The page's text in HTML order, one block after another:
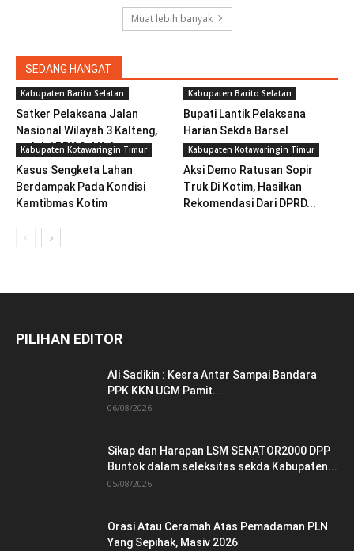
Muat lebih banyak
SEDANG HANGAT
Kabupaten Barito Selatan
Satker Pelaksana Jalan
Nasional Wilayah 3 Kalteng,
melalui PPK 3.4 Kalteng...
Kabupaten Barito Selatan
Bupati Lantik Pelaksana
Harian Sekda Barsel
Kabupaten Kotawaringin Timur
Kasus Sengketa Lahan
Berdampak Pada Kondisi
Kamtibmas Kotim
Kabupaten Kotawaringin Timur
Aksi Demo Ratusan Sopir
Truk Di Kotim, Hasilkan
Rekomendasi Dari DPRD...
PILIHAN EDITOR
Ali Sadikin : Kesra Antar Sampai Bandara
PPK KKN UGM Pamit...
06/08/2026
Sikap dan Harapan LSM SENATOR2000 DPP
Buntok dalam seleksitas sekda Kabupaten...
05/08/2026
Orasi Atau Ceramah Atas Pemadaman PLN
Yang Sepihak, Masiv 2026